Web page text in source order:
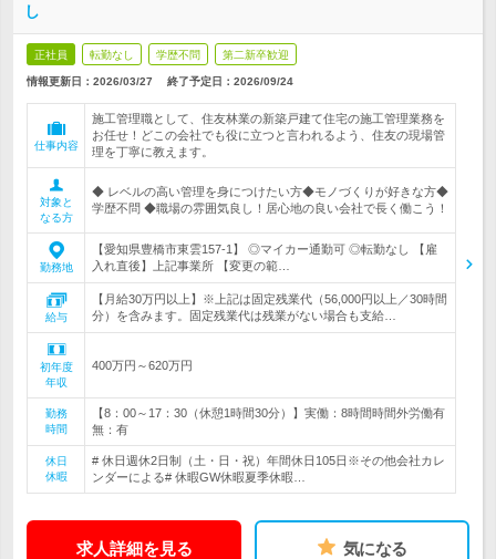
し
正社員 転勤なし 学歴不問 第二新卒歓迎
情報更新日：2026/03/27 終了予定日： 2026/09/24
仕事内容
施工管理職として、住友林業の新築戸建て住宅の施工管理業務を
お任せ！どこの会社でも役に立つと言われるよう、住友の現場管
理を丁寧に教えます。
対象と
なる方
◆ レベルの高い管理を身につけたい方◆モノづくりが好きな方◆
学歴不問 ◆職場の雰囲気良し！居心地の良い会社で長く働こう！
勤務地
【愛知県豊橋市東雲157-1】 ◎マイカー通勤可 ◎転勤なし 【雇
入れ直後】上記事業所 【変更の範…
給与
【月給30万円以上】※上記は固定残業代（56,000円以上／30時間
分）を含みます。固定残業代は残業がない場合も支給…
初年度
年収
400万円～620万円
勤務
時間
【8：00～17：30（休憩1時間30分）】実働：8時間時間外労働有
無：有
休日
休暇
# 休日週休2日制（土・日・祝）年間休日105日※その他会社カレ
ンダーによる# 休暇GW休暇夏季休暇…
求人詳細を見る 気になる